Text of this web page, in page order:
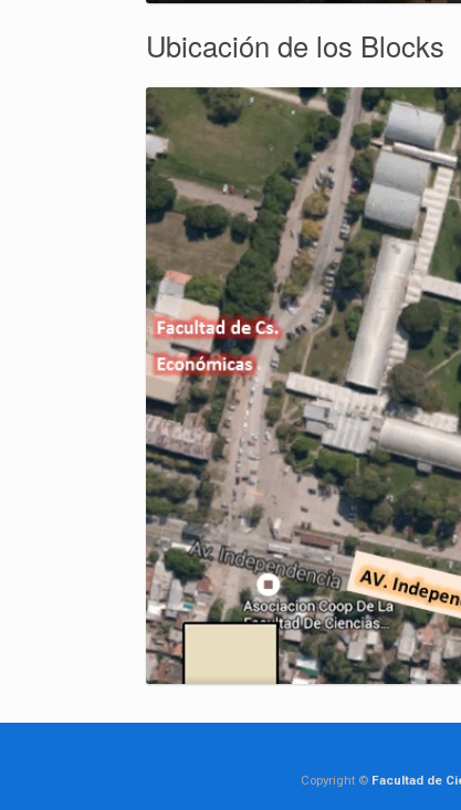
Ubicación de los Blocks
Copyright © Facultad de